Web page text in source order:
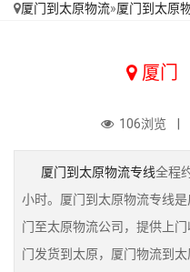
厦门到太原物流»厦门到太原
厦门
106浏览 |
厦门到太原物流专线全程
小时。厦门到太原物流专线
门至太原物流公司，提供上
门发货到太原，厦门物流到太